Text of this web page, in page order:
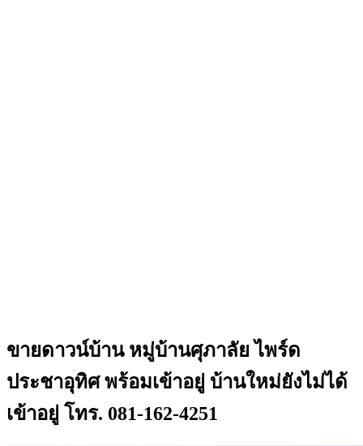
ขายดาวน์บ้าน หมู่บ้านศุภาลัย ไพร์ด
ประชาอุทิศ พร้อมเข้าอยู่ บ้านใหม่ยังไม่ได้
เข้าอยู่ โทร. 081-162-4251